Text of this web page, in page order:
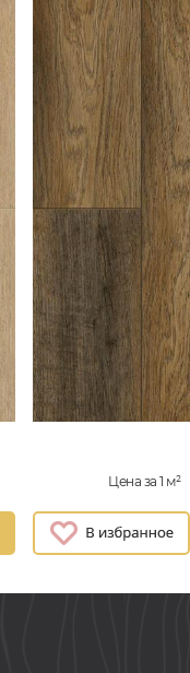
Цена за 1 м²